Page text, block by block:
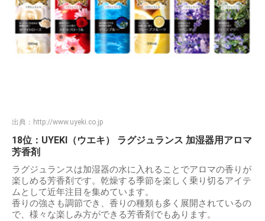
出典： http://www.uyeki.co.jp
18位：UYEKI（ウエキ） ラグジュランス 加湿器用アロマ
芳香剤
ラグジュランスは加湿器の水に入れることでアロマの香りが
楽しめる芳香剤です。乾燥する季節を楽しく乗り切るアイテ
ムとして近年注目を集めています。
香りの強さも調節でき、香りの種類も多く展開されているの
で、様々な楽しみ方ができる芳香剤でもあります。